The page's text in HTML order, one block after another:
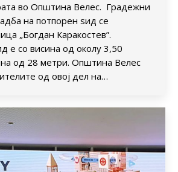
во Општина Велес. Градежни
на потпорен ѕид се
„Богдан Каракостев”.
е со висина од околу 3,50
од 28 метри. Општина Велес
од овој дел на…